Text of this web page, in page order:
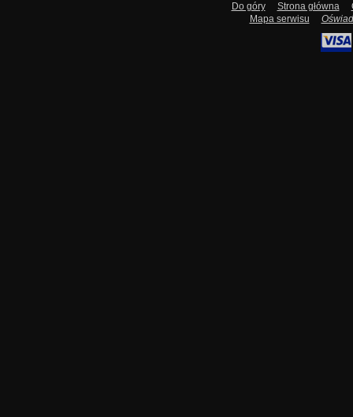
Do góry
Strona główna
Mapa serwisu